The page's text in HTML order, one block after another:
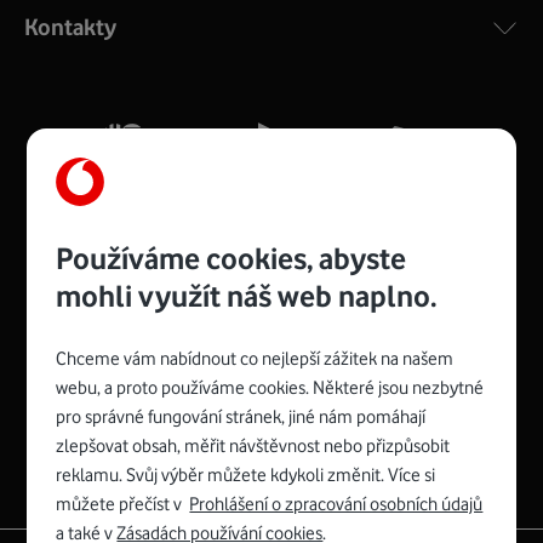
silný signál pro celou domácnost. Kompaktní rozměry 21
Více o COMPAL CH7465VF
Zyxel VMG8623-T50B:
Rozměry modemu jsou 16 x 22 x 7,5 cm (včetně stojánku)
a nabízí 4 gigabitové LAN porty a bezdrátové připojení Wi-
Fi ve verzích 802.11 b/g/n/ac pro frekvenci 2,4 GHz a
Spojte se s Vodafonem
Kontakty
Používáme cookies, abyste
mohli využít náš web naplno.
Chceme vám nabídnout co nejlepší zážitek na našem
webu, a proto používáme cookies. Některé jsou nezbytné
pro správné fungování stránek, jiné nám pomáhají
zlepšovat obsah, měřit návštěvnost nebo přizpůsobit
reklamu. Svůj výběr můžete kdykoli změnit. Více si
můžete přečíst v Prohlášení o zpracování osobních údajů
a také vZásadách používání cookies.